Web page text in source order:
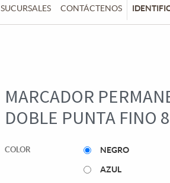
SUCURSALES CONTÁCTENOS
MARCADOR
DOBLE PUNTA FINO
COLOR NEGRO
AZUL